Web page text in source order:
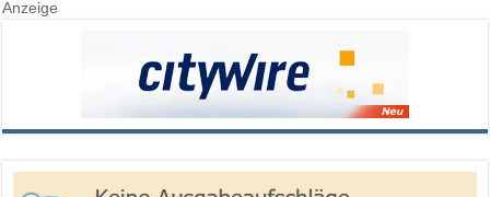
Anzeige